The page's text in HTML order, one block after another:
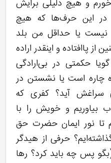
و هیچ دلیلی برایش
در این‌ حرف‌ها که هیچ
نیست یا حداقل من بلد
پاافتاده و اینقدر اراده
حکمتی در بی‌ارادگی
چاره است یا نشستن در
سراغش آید؟ کفری که
بیاوریم و خویش را با
تا نور ایمان حضرت حق
حرفی از هیدگر
پس چه باید کرد؟ رها